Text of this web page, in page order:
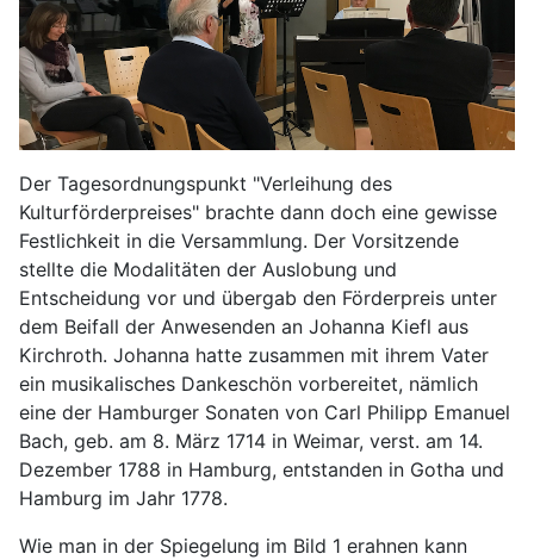
Der Tagesordnungspunkt "Verleihung des
Kulturförderpreises" brachte dann doch eine gewisse
Festlichkeit in die Versammlung. Der Vorsitzende
stellte die Modalitäten der Auslobung und
Entscheidung vor und übergab den Förderpreis unter
dem Beifall der Anwesenden an Johanna Kiefl aus
Kirchroth. Johanna hatte zusammen mit ihrem Vater
ein musikalisches Dankeschön vorbereitet, nämlich
eine der Hamburger Sonaten von Carl Philipp Emanuel
Bach, geb. am 8. März 1714 in Weimar, verst. am 14.
Dezember 1788 in Hamburg, entstanden in Gotha und
Hamburg im Jahr 1778.
Wie man in der Spiegelung im Bild 1 erahnen kann